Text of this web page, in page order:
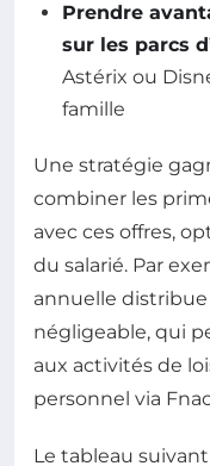
Prendre
sur les parcs
Astérix ou
famille
Une stratégie
combiner les
avec ces offres,
du salarié. Par
annuelle
négligeable, qui
aux activités de
personnel via
Le tableau